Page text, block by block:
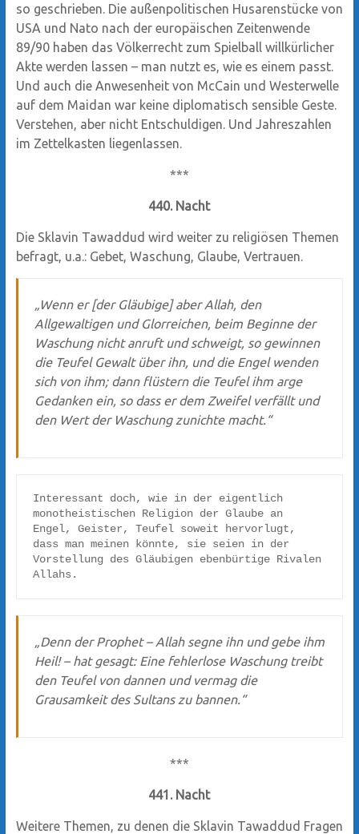
so geschrieben. Die außenpolitischen Husarenstücke von
USA und Nato nach der europäischen Zeitenwende
89/90 haben das Völkerrecht zum Spielball willkürlicher
Akte werden lassen – man nutzt es, wie es einem passt.
Und auch die Anwesenheit von McCain und Westerwelle
auf dem Maidan war keine diplomatisch sensible Geste.
Verstehen, aber nicht Entschuldigen. Und Jahreszahlen
im Zettelkasten liegenlassen.
***
440. Nacht
Die Sklavin Tawaddud wird weiter zu religiösen Themen
befragt, u.a.: Gebet, Waschung, Glaube, Vertrauen.
„Wenn er [der Gläubige] aber Allah, den
Allgewaltigen und Glorreichen, beim Beginne der
Waschung nicht anruft und schweigt, so gewinnen
die Teufel Gewalt über ihn, und die Engel wenden
sich von ihm; dann flüstern die Teufel ihm arge
Gedanken ein, so dass er dem Zweifel verfällt und
den Wert der Waschung zunichte macht.“
Interessant doch, wie in der eigentlich
monotheistischen Religion der Glaube an
Engel, Geister, Teufel soweit hervorlugt,
dass man meinen könnte, sie seien in der
Vorstellung des Gläubigen ebenbürtige Rivalen
Allahs.
„Denn der Prophet – Allah segne ihn und gebe ihm
Heil! – hat gesagt: Eine fehlerlose Waschung treibt
den Teufel von dannen und vermag die
Grausamkeit des Sultans zu bannen.“
***
441. Nacht
Weitere Themen, zu denen die Sklavin Tawaddud Fragen